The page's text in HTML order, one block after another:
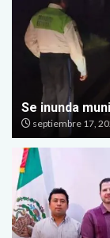
Se inunda
septiembre 17,